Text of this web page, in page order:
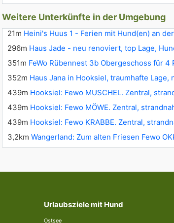
Weitere Unterkünfte in der Umgebung
21m Heini's Huus 1 - Ferien mit Hund(en) an
296m Haus Jade - neu renoviert, top Lage,
351m FeWo Rübennest 3b Obergeschoss für
352m Haus Jana in Hooksiel, traumhafte
439m Hooksiel: Fewo MUSCHEL. Zentral,
439m Hooksiel: Fewo MÖWE. Zentral,
439m Hooksiel: Fewo KRABBE. Zentral,
3,2km Wangerland: Zum alten Friesen Fewo
Urlaubsziele mit Hund
Ostsee